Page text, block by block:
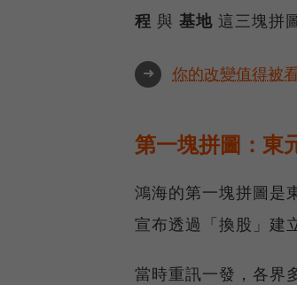
程 與 基地 這三塊拼
➜ 你的改變值得被
第一塊拼圖：東
鴻海的第一塊拼圖是
宣布透過「換股」建
當時重訊一發，各界